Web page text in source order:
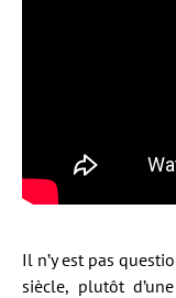
Il n’y est pas
siècle, plutôt